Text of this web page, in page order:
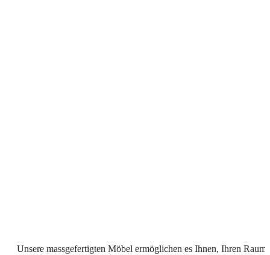
Unsere massgefertigten Möbel ermöglichen es Ihnen, Ihren